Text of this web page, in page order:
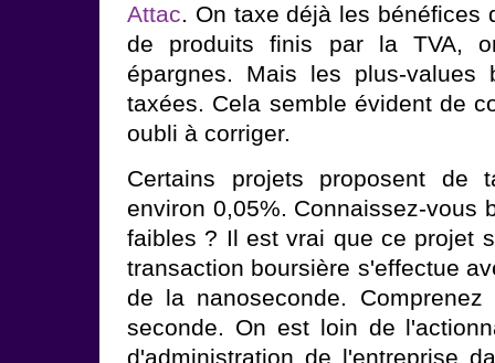
Attac. On taxe déjà les bénéfices
de produits finis par la TVA,
épargnes. Mais les plus-values
taxées. Cela semble évident de
oubli à corriger.
Certains projets proposent de
environ 0,05%. Connaissez-vous
faibles ? Il est vrai que ce projet
transaction boursière s'effectue
de la nanoseconde.
seconde. On est loin de
d'administration de l'entreprise